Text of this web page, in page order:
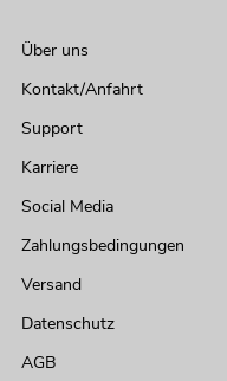
Über uns
Kontakt/Anfahrt
Support
Karriere
Social Media
Zahlungsbedingungen
Versand
Datenschutz
AGB